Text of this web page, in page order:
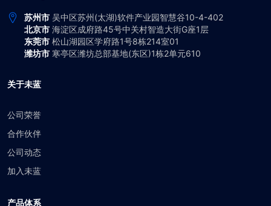
苏州市 吴中区苏州(太湖)软件产业园智慧谷10-4-402
北京市 海淀区成府路45号中关村智造大街G座1层
东莞市 松山湖园区学府路1号8栋214室01
潍坊市 寒亭区潍坊总部基地(东区)1栋2单元610
关于未蓝
公司荣誉
合作伙伴
公司动态
加入未蓝
产品体系